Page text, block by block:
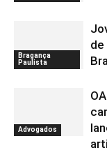
Bragança
Paulista
de
Advogados